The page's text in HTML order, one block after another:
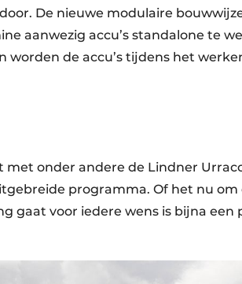
De nieuwe modulaire
aanwezig accu’s standalone te
worden de accu’s tijdens het
onder andere de Lindner
programma. Of het nu om
gaat voor iedere wens is bijna een